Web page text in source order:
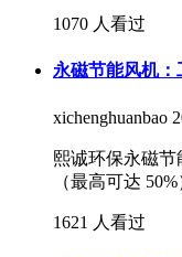
1070 人看过
永磁节能风机
xichenghuanbao
熙诚环保永磁节
（最高可达
1621 人看过